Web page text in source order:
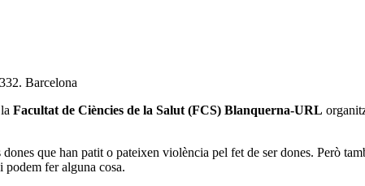
Barcelona
la Facultat de Ciències de la Salut (FCS) Blanquerna-URL
que han patit o pateixen violència pel fet de ser dones. Però
podem fer alguna cosa.